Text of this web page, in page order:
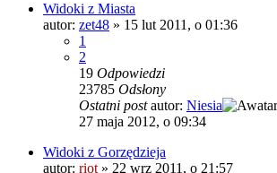
Widoki z Miasta
autor: zet48 » 15 lut 2011, o 01:36
1
2
19 Odpowiedzi
23785 Odsłony
Ostatni postautor: Niesia
27 maja 2012, o 09:34
Widoki z Gorzędzieja
autor: riot » 22 wrz 2011, o 21:57